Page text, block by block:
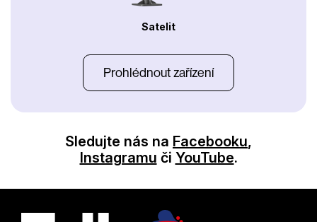
Satelit
Prohlédnout zařízení
Sledujte nás na Facebooku,
Instagramu či YouTube.